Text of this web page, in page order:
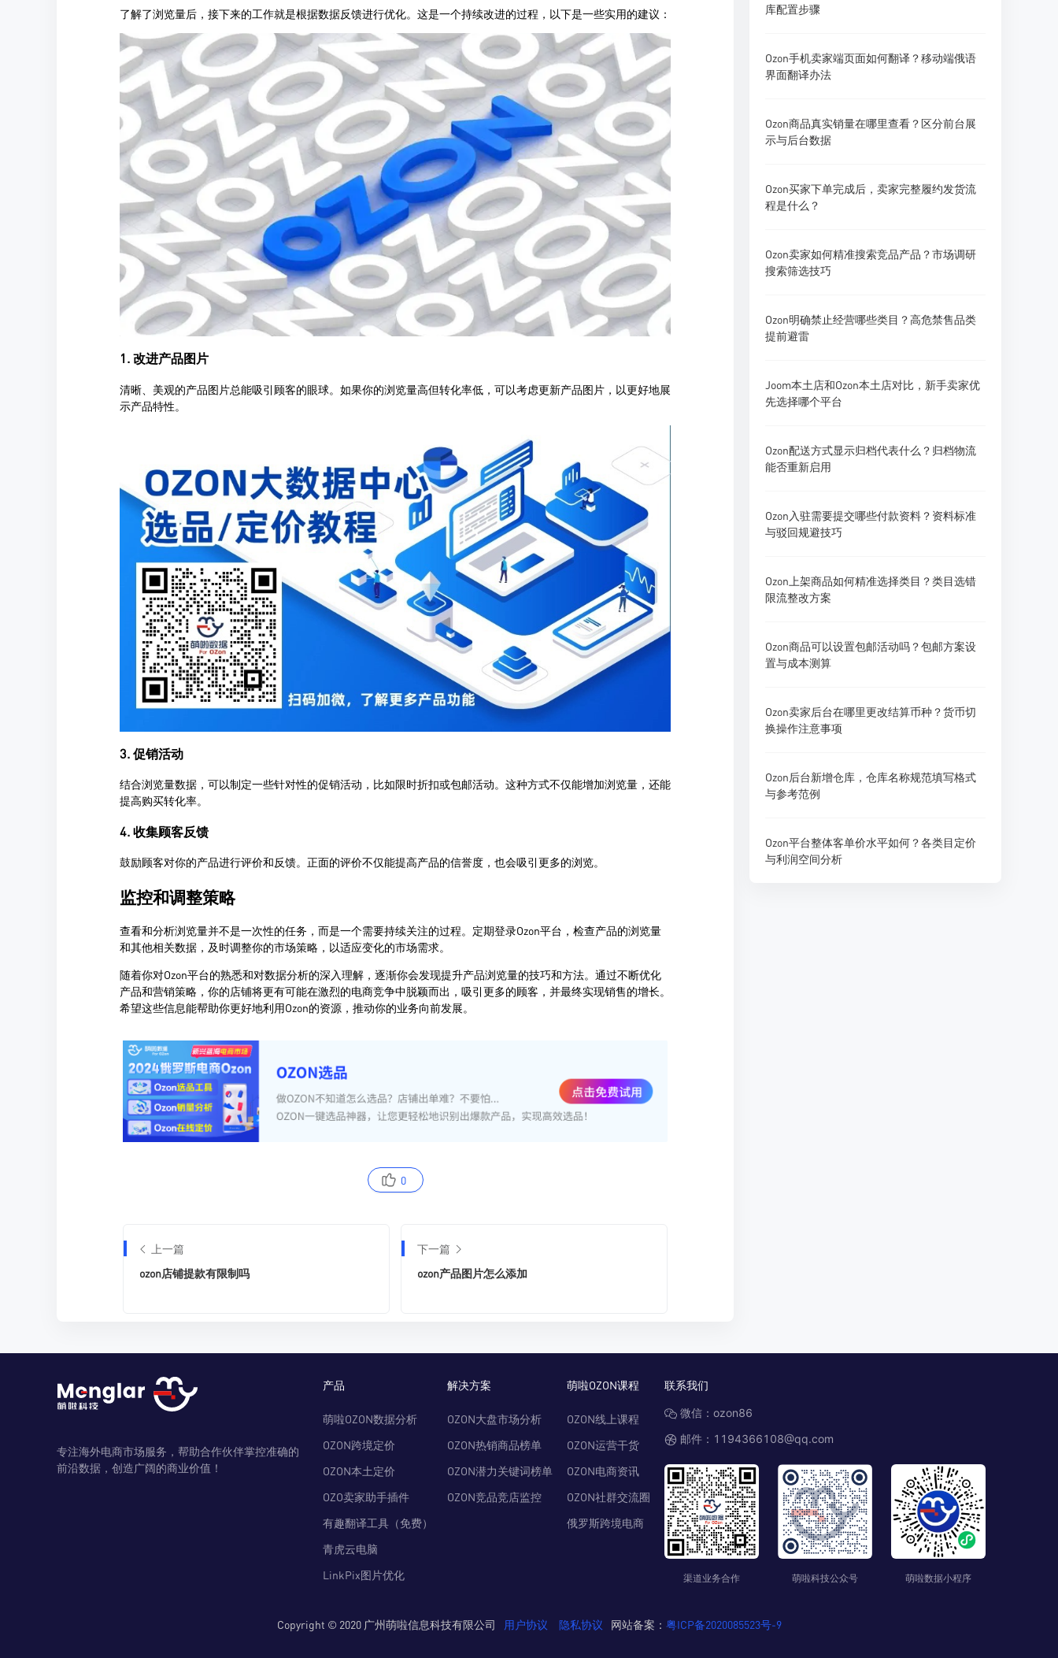
0
上一篇
ozon店铺提款有限制吗
下一篇
ozon产品图片怎么添加
库配置步骤
Ozon手机卖家端页面如何翻译？移动端俄语
界面翻译办法
Ozon商品真实销量在哪里查看？区分前台展
示与后台数据
Ozon买家下单完成后，卖家完整履约发货流
程是什么？
Ozon卖家如何精准搜索竞品产品？市场调研
搜索筛选技巧
Ozon明确禁止经营哪些类目？高危禁售品类
提前避雷
Joom本土店和Ozon本土店对比，新手卖家优
先选择哪个平台
Ozon配送方式显示归档代表什么？归档物流
能否重新启用
Ozon入驻需要提交哪些付款资料？资料标准
与驳回规避技巧
Ozon上架商品如何精准选择类目？类目选错
限流整改方案
Ozon商品可以设置包邮活动吗？包邮方案设
置与成本测算
Ozon卖家后台在哪里更改结算币种？货币切
换操作注意事项
Ozon后台新增仓库，仓库名称规范填写格式
与参考范例
Ozon平台整体客单价水平如何？各类目定价
与利润空间分析
专注海外电商市场服务，帮助合作伙伴掌控准确的
前沿数据，创造广阔的商业价值！
产品
萌啦OZON数据分析
OZON跨境定价
OZON本土定价
OZO卖家助手插件
有趣翻译工具（免费）
青虎云电脑
LinkPix图片优化
解决方案
OZON大盘市场分析
OZON热销商品榜单
OZON潜力关键词榜单
OZON竞品竞店监控
萌啦OZON课程
OZON线上课程
OZON运营干货
OZON电商资讯
OZON社群交流圈
俄罗斯跨境电商
联系我们
微信：ozon86
邮件：1194366108@qq.com
渠道业务合作 萌啦科技公众号 萌啦数据小程序
Copyright © 2020 广州萌啦信息科技有限公司 用户协议 隐私协议 网站备案： 粤ICP备2020085523号-9